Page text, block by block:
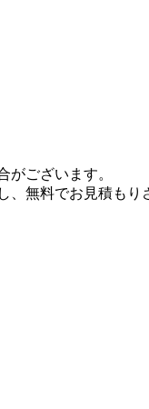
ございます。
無料でお見積もり